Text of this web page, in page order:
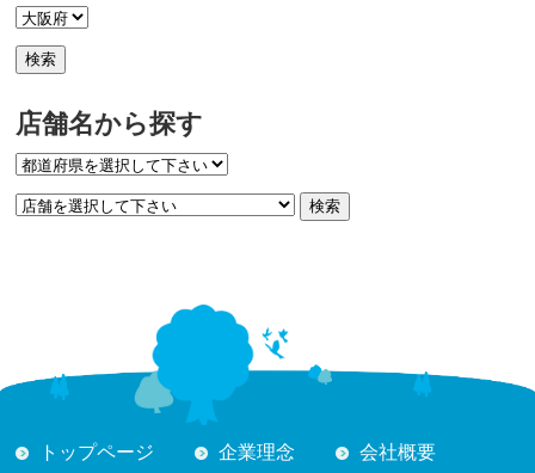
店舗名から探す
トップページ 企業理念 会社概要